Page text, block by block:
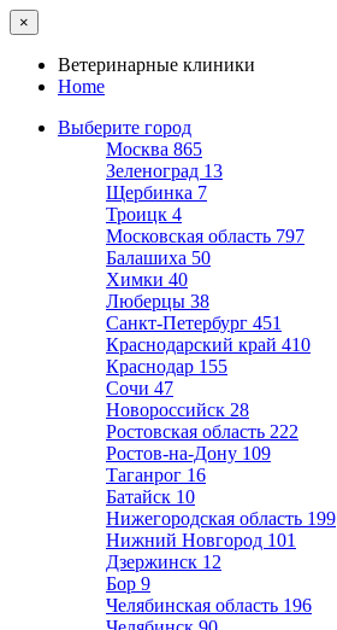
×
Ветеринарные клиники
Home
Выберите город
Москва 865
Зеленоград 13
Щербинка 7
Троицк 4
Московская область 797
Балашиха 50
Химки 40
Люберцы 38
Санкт-Петербург 451
Краснодарский край 410
Краснодар 155
Сочи 47
Новороссийск 28
Ростовская область 222
Ростов-на-Дону 109
Таганрог 16
Батайск 10
Нижегородская область 199
Нижний Новгород 101
Дзержинск 12
Бор 9
Челябинская область 196